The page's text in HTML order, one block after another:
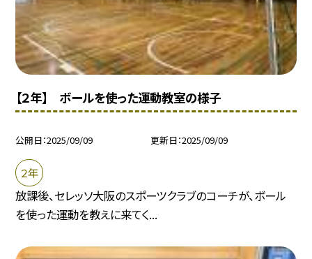
【２年】 ボールを使った運動教室の様子
公開日 2025/09/09 更新日 2025/09/09
２年
放課後、セレッソ大阪のスポーツクラブのコーチが、ボール
を使った運動を教えに来てく...